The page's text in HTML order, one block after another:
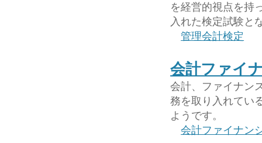
を経営的視点を持
入れた検定試験と
管理会計検定
会計ファイ
会計、ファイナン
務を取り入れてい
ようです。
会計ファイナン